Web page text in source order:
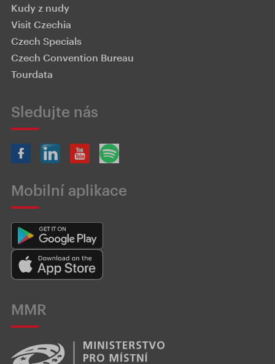
Kudy z nudy
Visit Czechia
Czech Specials
Czech Convention Bureau
Tourdata
Sledujte nás
Mobilní aplikace
MMR